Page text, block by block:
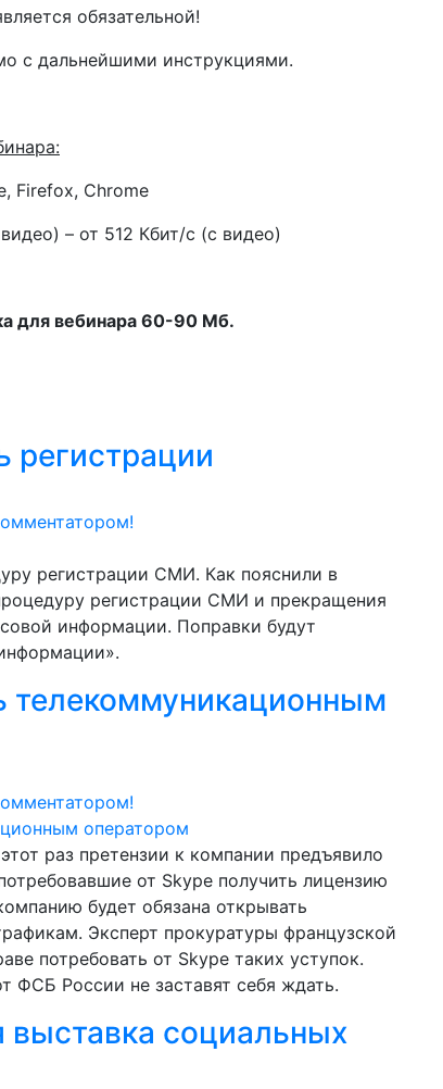
обязательной!
с дальнейшими инструкциями.
Firefox, Chrome
– от 512 Кбит/с (с видео)
для вебинара 60-90 Мб.
регистрации СМИ. Как пояснили в
регистрации СМИ и прекращения
информации. Поправки будут
телекоммуникационным
раз претензии к компании предъявило
от Skype получить лицензию
будет обязана открывать
Эксперт прокуратуры французской
потребовать от Skype таких уступок.
ФСБ России не заставят себя ждать.
выставка социальных